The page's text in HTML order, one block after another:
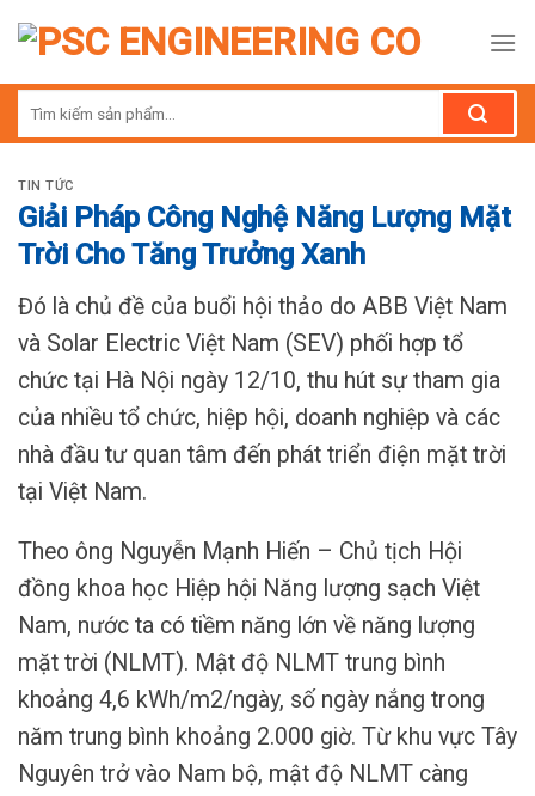
kiếm:
TIN TỨC
Giải Pháp Công Nghệ Năng Lượng Mặt
Trời Cho Tăng Trưởng Xanh
Đó là chủ đề của buổi hội thảo do ABB Việt Nam
và Solar Electric Việt Nam (SEV) phối hợp tổ
chức tại Hà Nội ngày 12/10, thu hút sự tham gia
của nhiều tổ chức, hiệp hội, doanh nghiệp và các
nhà đầu tư quan tâm đến phát triển điện mặt trời
tại Việt Nam.
Theo ông Nguyễn Mạnh Hiến – Chủ tịch Hội
đồng khoa học Hiệp hội Năng lượng sạch Việt
Nam, nước ta có tiềm năng lớn về năng lượng
mặt trời (NLMT). Mật độ NLMT trung bình
khoảng 4,6 kWh/m2/ngày, số ngày nắng trong
năm trung bình khoảng 2.000 giờ. Từ khu vực Tây
Nguyên trở vào Nam bộ, mật độ NLMT càng